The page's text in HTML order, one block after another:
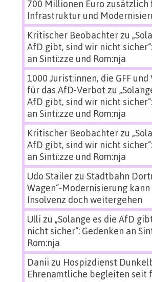
700 Millionen Euro zusätzlich
Infrastruktur und
Kritischer Beobachterzu
AfD gibt, sind wir nicht
an Sinti:zze und Rom:nja
1000 Jurist:innen, die GFF und
für das AfD-Verbot zu
AfD gibt, sind wir nicht
an Sinti:zze und Rom:nja
Kritischer Beobachterzu
AfD gibt, sind wir nicht
an Sinti:zze und Rom:nja
Udo Stailerzu Stadtbahn
Wagen“-Modernisierung kann
Insolvenz doch weitergehen
Ulli zu „Solange es die AfD
nicht sicher“: Gedenken an
Rom:nja
Danii zu Hospizdienst
Ehrenamtliche begleiten seit